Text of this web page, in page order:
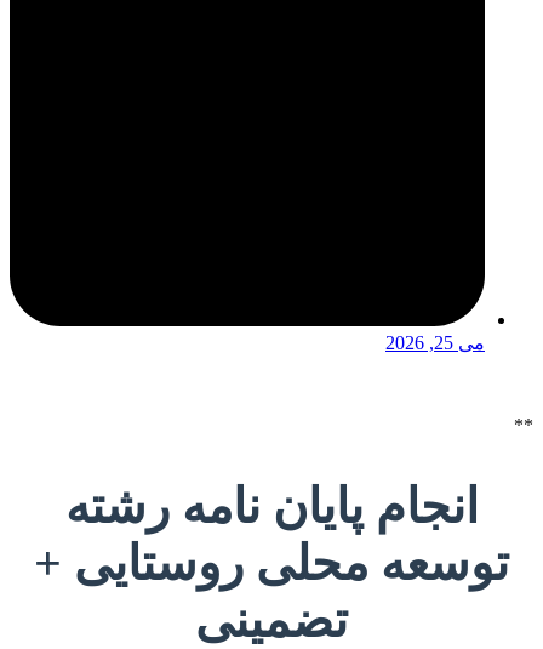
می 25, 2026
**
انجام پایان نامه رشته
توسعه محلی روستایی +
تضمینی